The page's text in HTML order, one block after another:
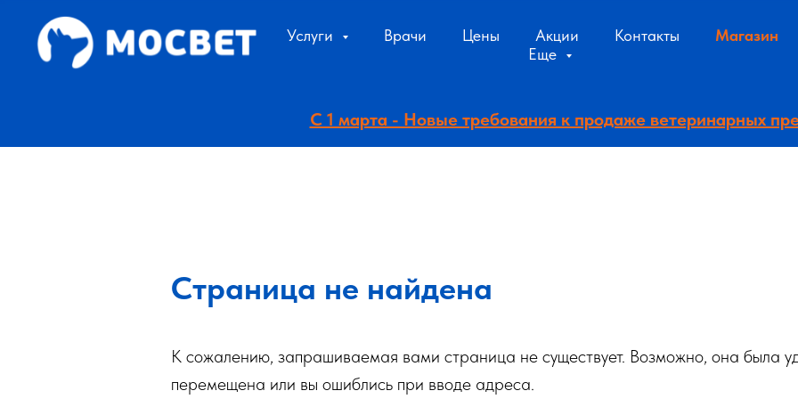
Услуги Врачи Цены Акции Контакты
Магазин
Еще
С 1 марта - Новые требования к продаже ветеринарных
Страница не найдена
К сожалению, запрашиваемая вами страница не существует. Возможно, она была
перемещена или вы ошиблись при вводе адреса.